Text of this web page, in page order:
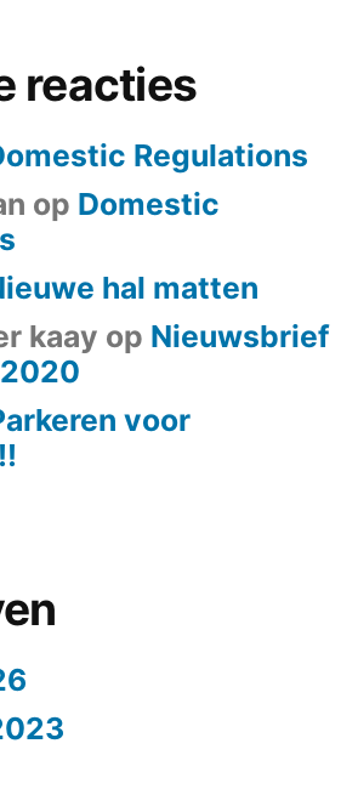
reacties
Regulations
op Domestic
hal matten
kaay op Nieuwsbrief
voor